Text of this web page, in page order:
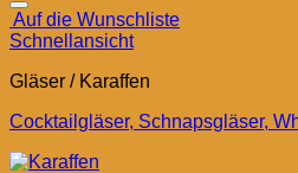
Auf die Wunschliste
Schnellansicht
Gläser / Karaffen
Cocktailgläser, Schnapsgläser,